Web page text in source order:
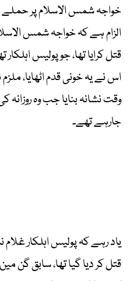
خواجہ شمس الاسلام پر
قتل کرایا تھا، جو پولیس
اس نے یہ خونی قدم اٹھایا،
وقت نشانہ بنایا جب وہ
جارہے تھے۔
قتل کر دیا گیا تھا، سابق گن